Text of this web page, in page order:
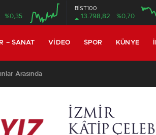
%0,35
BİST100
13.798,82 %0,70
– SANAT VIDEO SPOR KÜNYE
Arasında